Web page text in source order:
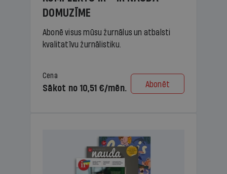
DOMUZĪME
Abonē visus mūsu žurnālus un atbalsti
kvalitatīvu žurnālistiku.
Cena
Sākot no 10,51 €/mēn. Abonēt